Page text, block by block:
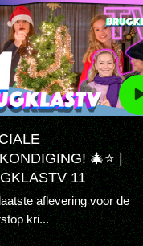
🎄⭐️ |
11
aflevering voor de
kri...